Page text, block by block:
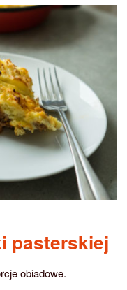
pasterskiej
obiadowe.